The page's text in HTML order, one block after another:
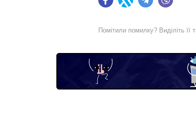
FacebookTwitter Telegram
Помітили помилку? Виділіть її